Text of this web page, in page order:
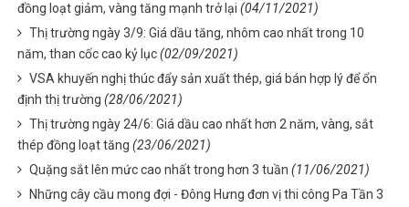
đồng loạt giảm, vàng tăng mạnh trở lại (04/11/2021)
Thị trường ngày 3/9: Giá dầu tăng, nhôm cao nhất trong 10
năm, than cốc cao kỷ lục(02/09/2021)
VSA khuyến nghị thúc đẩy sản xuất thép, giá bán hợp lý để ổn
định thị trường (28/06/2021)
Thị trường ngày 24/6: Giá dầu cao nhất hơn 2 năm, vàng, sắt
thép đồng loạt tăng (23/06/2021)
Quặng sắt lên mức cao nhất trong hơn 3 tuần (11/06/2021)
Những cây cầu mong đợi - Đông Hưng đơn vị thi công Pa Tần 3